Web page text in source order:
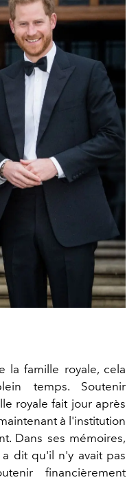
la famille royale, cela
temps. Soutenir
royale fait jour après
à l'institution
Dans ses mémoires,
a dit qu'il n'y avait pas
financièrement